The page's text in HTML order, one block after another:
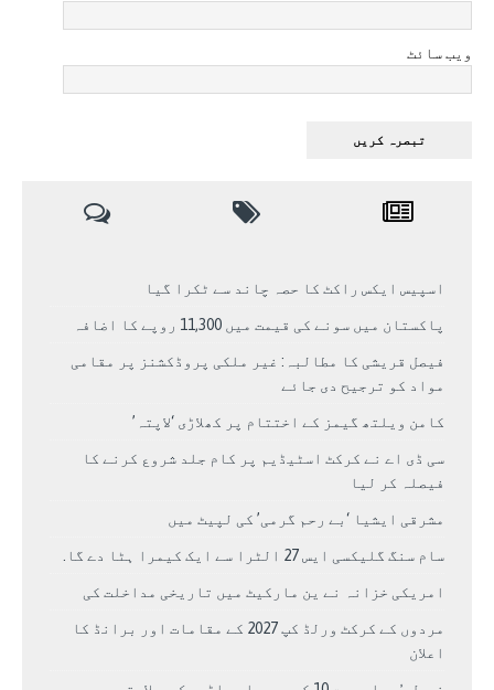
ویب سائٹ
اسپیس ایکس راکٹ کا حصہ چاند سے ٹکرا گیا
پاکستان میں سونے کی قیمت میں 11,300 روپے کا اضافہ
فیصل قریشی کا مطالبہ: غیر ملکی پروڈکشنز پر مقامی
مواد کو ترجیح دی جائے
کامن ویلتھ گیمز کے اختتام پر کھلاڑی ‘لاپتہ’
سی ڈی اے نے کرکٹ اسٹیڈیم پر کام جلد شروع کرنے کا
فیصلہ کر لیا
مشرقی ایشیا ‘بے رحم گرمی’ کی لپیٹ میں
سام سنگ گلیکسی ایس 27 الٹرا سے ایک کیمرا ہٹا دے گا.
امریکی خزانہ نے ین مارکیٹ میں تاریخی مداخلت کی
مردوں کے کرکٹ ورلڈ کپ 2027 کے مقامات اور برانڈ کا
اعلان